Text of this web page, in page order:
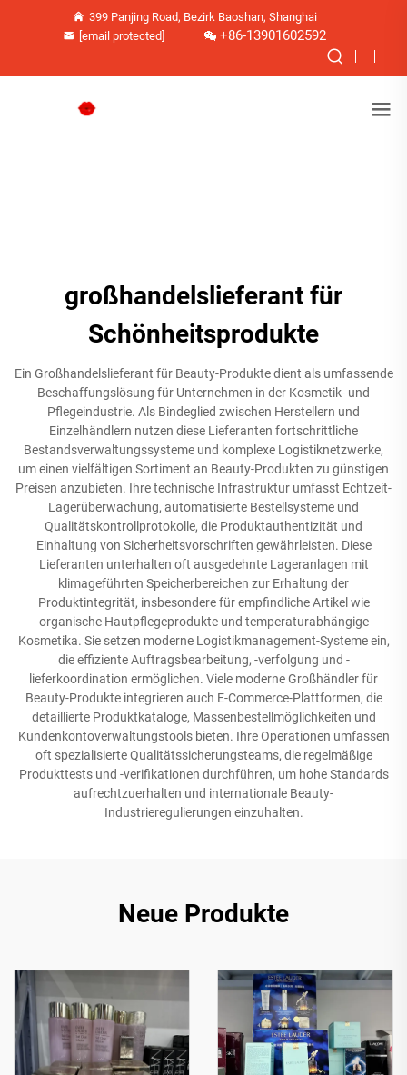
399 Panjing Road, Bezirk Baoshan, Shanghai
[email protected]
+86-13901602592
großhandelslieferant für
Schönheitsprodukte
Ein Großhandelslieferant für Beauty-Produkte dient als umfassende
Beschaffungslösung für Unternehmen in der Kosmetik- und
Pflegeindustrie. Als Bindeglied zwischen Herstellern und
Einzelhändlern nutzen diese Lieferanten fortschrittliche
Bestandsverwaltungssysteme und komplexe Logistiknetzwerke,
um einen vielfältigen Sortiment an Beauty-Produkten zu günstigen
Preisen anzubieten. Ihre technische Infrastruktur umfasst Echtzeit-
Lagerüberwachung, automatisierte Bestellsysteme und
Qualitätskontrollprotokolle, die Produktauthentizität und
Einhaltung von Sicherheitsvorschriften gewährleisten. Diese
Lieferanten unterhalten oft ausgedehnte Lageranlagen mit
klimageführten Speicherbereichen zur Erhaltung der
Produktintegrität, insbesondere für empfindliche Artikel wie
organische Hautpflegeprodukte und temperaturabhängige
Kosmetika. Sie setzen moderne Logistikmanagement-Systeme ein,
die effiziente Auftragsbearbeitung, -verfolgung und -
lieferkoordination ermöglichen. Viele moderne Großhändler für
Beauty-Produkte integrieren auch E-Commerce-Plattformen, die
detaillierte Produktkataloge, Massenbestellmöglichkeiten und
Kundenkontoverwaltungstools bieten. Ihre Operationen umfassen
oft spezialisierte Qualitätssicherungsteams, die regelmäßige
Produkttests und -verifikationen durchführen, um hohe Standards
aufrechtzuerhalten und internationale Beauty-
Industrieregulierungen einzuhalten.
Neue Produkte